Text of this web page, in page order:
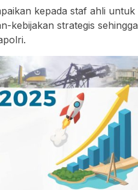
kepada staf ahli untuk
kebijakan strategis